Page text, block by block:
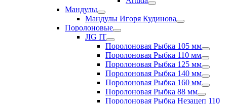
Мандулы
Мандулы Игоря Кудинова
Поролоновые
JIG IT
Поролоновая Рыбка 105 мм
Поролоновая Рыбка 110 мм
Поролоновая Рыбка 125 мм
Поролоновая Рыбка 140 мм
Поролоновая Рыбка 160 мм
Поролоновая Рыбка 88 мм
Поролоновая Рыбка Незацеп 110